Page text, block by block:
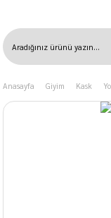
Anasayfa Giyim Kask